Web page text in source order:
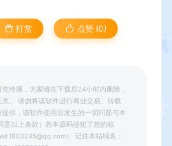
打赏 点赞 (0)
传播，大家请在下载后24小时内删除，
。 请勿将该软件进行商业交易、转载
供，该软件使用后发生的一切问题与本
意以上条款）若本源码侵犯了您的权
） 记住本站域名：